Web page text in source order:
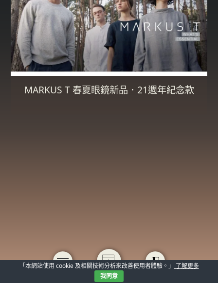
MARKUS T 春夏眼鏡新品．21週年紀念款
「本網站使用 cookie 及相關技術分析來改善使用者體驗。」
了解更多
我同意